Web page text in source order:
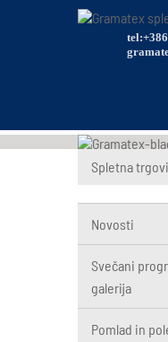
Spletna
Novosti
Svečani
galerija
Pomlad in